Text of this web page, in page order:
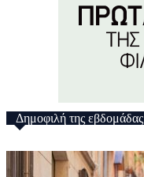
Δημοφιλή της εβδομάδας